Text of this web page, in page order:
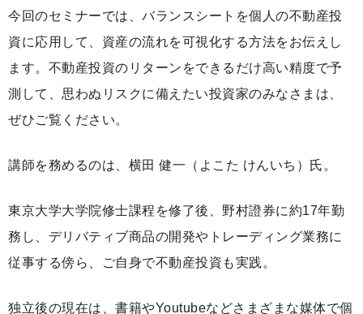
今回のセミナーでは、バランスシートを個人の不動産投
資に応用して、資産の流れを可視化する方法をお伝えし
ます。不動産投資のリターンをできるだけ高い精度で予
測して、思わぬリスクに備えたい投資家のみなさまは、
ぜひご覧ください。
講師を務めるのは、横田 健一（よこた けんいち）氏。
東京大学大学院修士課程を修了後、野村證券に約17年勤
務し、デリバティブ商品の開発やトレーディング業務に
従事する傍ら、ご自身で不動産投資も実践。
独立後の現在は、書籍やYoutubeなどさまざまな媒体で個